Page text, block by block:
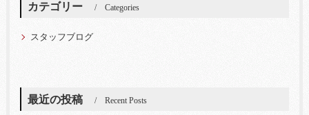
カテゴリー Categories
スタッフブログ
最近の投稿 Recent Posts